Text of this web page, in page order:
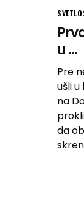
u ...
Pre
ušli
na
da